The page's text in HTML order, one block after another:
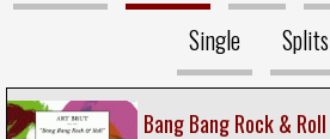
Single
Splits
Bang Bang Rock & Roll